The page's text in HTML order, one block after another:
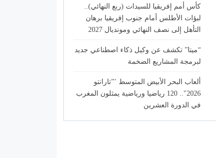
كأس أمم إفريقيا للسيدات (ربع النهائي)..
لبؤات الأطلس أمام جنوب إفريقيا برهان
التأهل إلى نصف النهائي ومونديال 2027
“ميتا” تكشف عن وكيل ذكاء اصطناعي جديد
لبرمجة المشاريع الضخمة
ألعاب البحر الأبيض المتوسط ’”تارانتو
2026″.. 120 رياضيا ورياضية يمثلون المغرب
في الدورة العشرين